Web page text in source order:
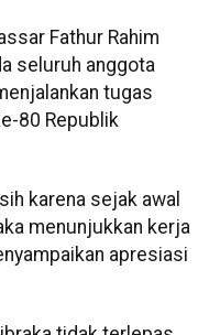
Fathur Rahim
seluruh anggota
tugas
80 Republik
karena sejak awal
menunjukkan kerja
apresiasi